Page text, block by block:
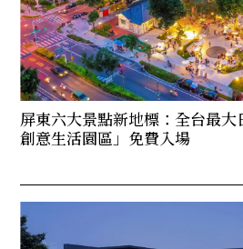
屏東六大景點新地標：全台最
創意生活園區」免費入場